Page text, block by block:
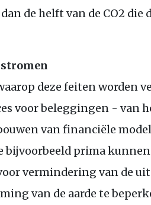
de helft van de CO2 die
deze feiten worden
voor beleggingen - van
van financiële
bijvoorbeeld prima
vermindering van de
van de aarde te